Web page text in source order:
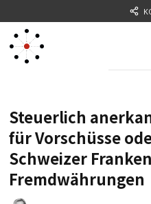
Steuerlich
für Vorschüsse
Schweizer
Fremdwährungen